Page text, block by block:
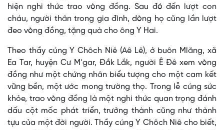
hiện nghi thức trao vòng đồng. Sau đó đến lượt con
cháu, người thân trong gia đình, dòng họ cũng lần lượt
đeo vòng đồng, tặng quà cho ông Y Hai.
Theo thầy cúng Y Chôch Niê (Aê Lê), ở buôn Mlăng, xã
Ea Tar, huyện Cư M’gar, Đắk Lắk, người Ê Đê xem vòng
đồng như một chứng nhân biểu tượng cho một cam kết
vững bền, một ước mong trường thọ. Trong lễ cúng sức
khỏe, trao vòng đồng là một nghi thức quan trọng đánh
dấu cột mốc phát triển, trưởng thành cũng như thành
tựu của một đời người. Thầy cúng Y Chôch Niê cho biết,